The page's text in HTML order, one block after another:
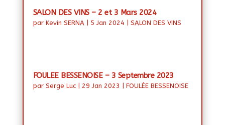
SALON DES VINS – 2 et 3 Mars 2024
par Kevin SERNA| 5 Jan 2024 SALON DES VINS
FOULEE BESSENOISE – 3 Septembre 2023
par Serge Luc| 29 Jan 2023 FOULÉE BESSENOISE